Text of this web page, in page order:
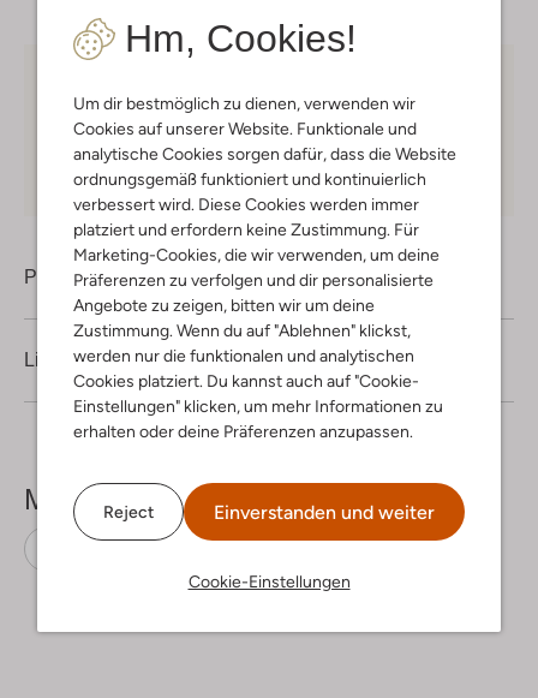
Hm, Cookies!
Um dir bestmöglich zu dienen, verwenden wir
Cookies auf unserer Website. Funktionale und
analytische Cookies sorgen dafür, dass die Website
ordnungsgemäß funktioniert und kontinuierlich
verbessert wird. Diese Cookies werden immer
platziert und erfordern keine Zustimmung. Für
Marketing-Cookies, die wir verwenden, um deine
Präferenzen zu verfolgen und dir personalisierte
Angebote zu zeigen, bitten wir um deine
Zustimmung. Wenn du auf "Ablehnen" klickst,
werden nur die funktionalen und analytischen
Cookies platziert. Du kannst auch auf "Cookie-
Einstellungen" klicken, um mehr Informationen zu
erhalten oder deine Präferenzen anzupassen.
Reject Einverstanden und weiter
Cookie-Einstellungen
Mitglieder in Deutschland
Kauf auf Rechnung 30 TagenRückgaberecht
Produktinformation
Lieferung & Rückgabe
Mehr sehen